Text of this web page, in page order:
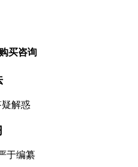
购买咨询
解惑
于编纂